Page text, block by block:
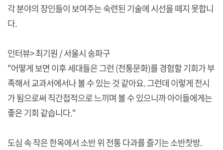
각 분야의 장인들이 보여주는 숙련된 기술에 시선을 떼지 못합니
다.
인터뷰> 최기원 / 서울시 송파구
"어떻게 보면 이후 세대들은 그런 (전통문화)를 경험할 기회가 부
족해서 교과서에서나 볼 수 있는 것 같아요. 그런데 이렇게 전시
가 됨으로써 직간접적으로 느끼며 볼 수 있으니까 아이들에게는
좋은 기회 같습니다."
도심 속 작은 한옥에서 소반 위 전통 다과를 즐기는 소반찻방.